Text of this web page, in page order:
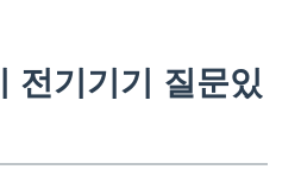
전기기기 질문있